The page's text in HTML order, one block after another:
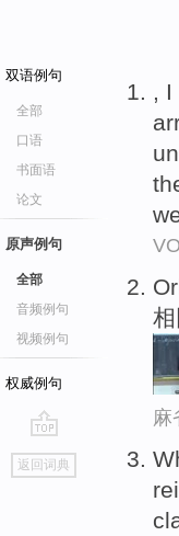
双语例句
全部
口语
书面语
论文
原声例句
全部
音频例句
视频例句
权威例句
go
top
返回词典
,
麻